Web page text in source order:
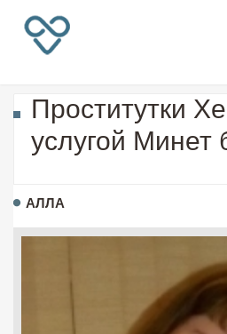
Проститутки
услугой Минет
АЛЛА